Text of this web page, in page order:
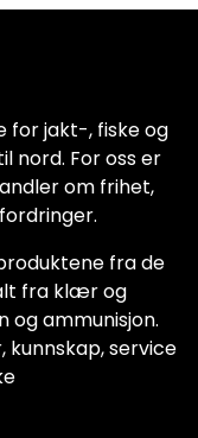
for jakt-, fiske og
nord. For oss er
om frihet,
fra de
fra klær og
og ammunisjon.
kunnskap, service